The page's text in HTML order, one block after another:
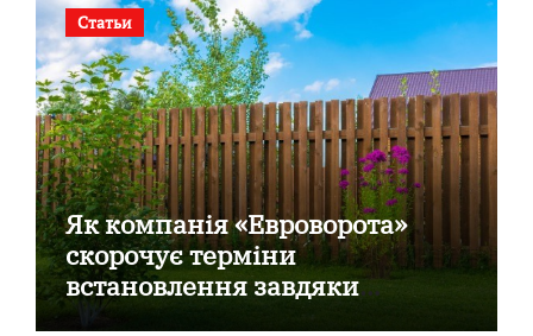
Статьи
Як компанія «Евроворота»
скорочує терміни
встановлення завдяки
готовим секційним воротам